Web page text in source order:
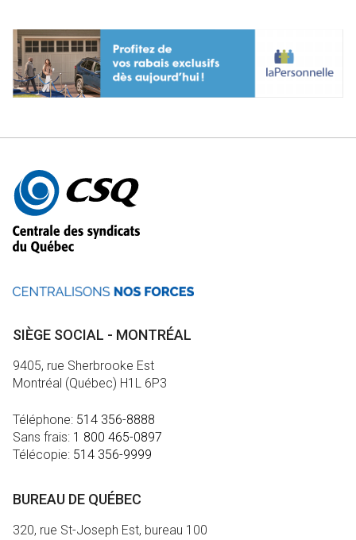
Autres
informations
SIÈGE SOCIAL - MONTRÉAL
9405, rue Sherbrooke Est
Montréal (Québec) H1L 6P3
Téléphone: 514 356-8888
Sans frais: 1 800 465-0897
Télécopie: 514 356-9999
BUREAU DE QUÉBEC
320, rue St-Joseph Est, bureau 100